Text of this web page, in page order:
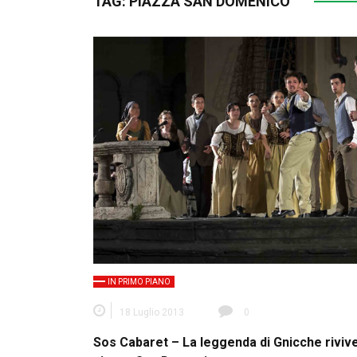
IN PRIMO PIANO
18 Luglio 2013 0
Sos Cabaret – La leggenda di Gnicche